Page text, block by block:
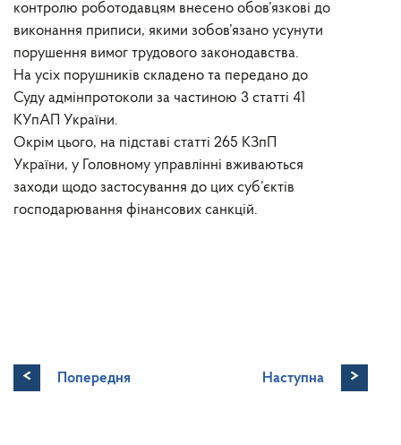
контролю роботодавцям внесено обов’язкові до
виконання приписи, якими зобов’язано усунути
порушення вимог трудового законодавства.
На усіх порушників складено та передано до
Суду адмінпротоколи за частиною 3 статті 41
КУпАП України.
Окрім цього, на підставі статті 265 КЗпП
України, у Головному управлінні вживаються
заходи щодо застосування до цих суб’єктів
господарювання фінансових санкцій.
< Попередня Наступна >